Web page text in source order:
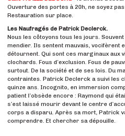
Ouverture des portes à 20h, ne soyez
Restauration sur place.
Les Naufragés de Patrick Declerck.
Nous les côtoyons tous les jours.
mendier. Ils sentent mauvais, vocifèrent
détournent. Qui sont ces marginaux aux
clochards. Fous d’exclusion. Fous de
surtout. De la société et de ses lois. Du
contraintes. Patrick Declerck a suivi les
quinze ans. Incognito, en immersion
patient l’obsède encore : Raymond qui
s’est laissé mourir devant le centre
corps a disparu. Après sa mort, Patrick
comprendre. Et chercher sa dépouille.